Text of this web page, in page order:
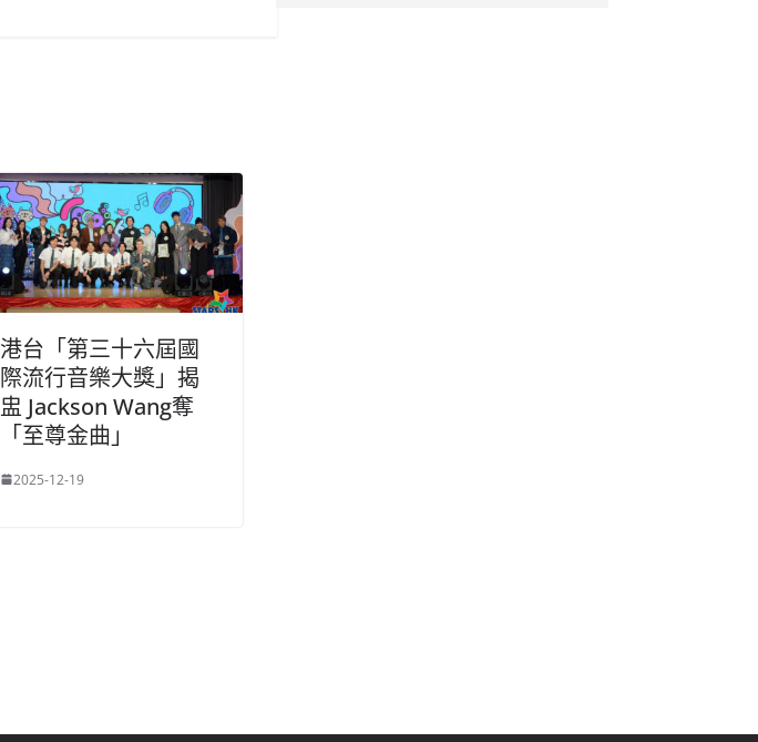
港台「第三十六屆國
際流行音樂大獎」揭
盅 Jackson Wang奪
「至尊金曲」
2025-12-19